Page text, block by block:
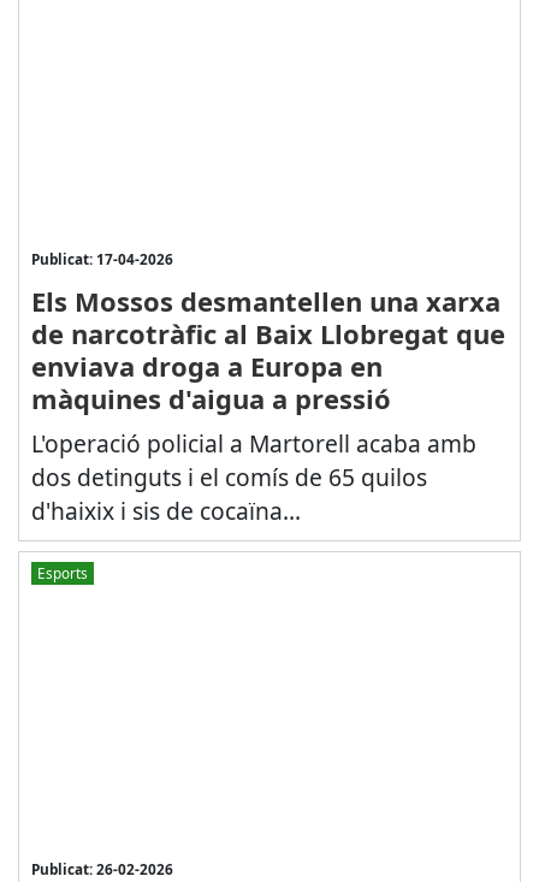
Publicat: 17-04-2026
Els Mossos desmantellen una xarxa
de narcotràfic al Baix Llobregat que
enviava droga a Europa en
màquines d'aigua a pressió
L'operació policial a Martorell acaba amb
dos detinguts i el comís de 65 quilos
d'haixix i sis de cocaïna...
Esports
Publicat: 26-02-2026